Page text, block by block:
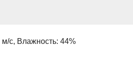
с, Влажность: 44%